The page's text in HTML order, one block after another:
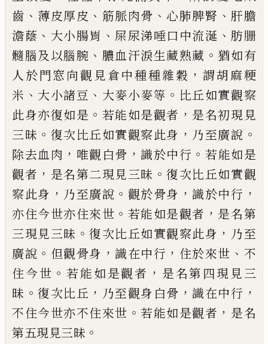
齒 、 薄皮厚皮 、 筋脈肉骨 、 心肺脾腎 、 肝膽
澹蔭 、 大小腸胃 、 屎尿涕唾口中流涎 、 肪𦙽
髓腦及以腦腕 、 膿血汗淚生藏熟藏 。猶如有
人於門窓向觀見倉中種種雜穀 ，謂胡麻粳
米 、 大小諸豆 、 大麥小麥等 。 比丘如實觀察
此身亦復如是 。 若能如是觀者 ， 是名初現見
三昧 。 復次比丘如實觀察此身 ， 乃至廣說 。
除去血肉 ， 唯觀白骨 ，識於中行 。 若能如是
觀者 ， 是名第二現見三昧 。復次比丘如實觀
察此身 ， 乃至廣說 。 觀於骨身 ，識於中行 ，
亦住今世亦住來世 。 若能如是觀者 ， 是名第
三現見三昧 。復次比丘如實觀察此身 ， 乃至
廣說 。 但觀骨身 ，識在中行 ， 住於來世 、 不
住今世 。若能如是觀者 ， 是名第四現見三
昧 。復次比丘 ， 乃至觀身白骨 ，識在中行 ，
不住今世亦不住來世 。若能如是觀者 ， 是名
第五現見三昧 。